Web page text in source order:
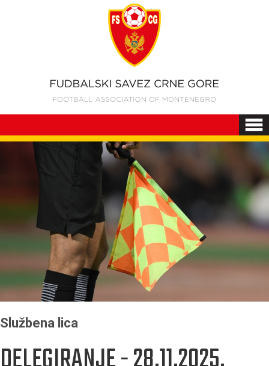
Službena lica